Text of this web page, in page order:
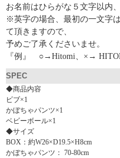
お名前はひらがな５文字以内
※英字の場合、最初の一文字
て頂きますので、
予めご了承くださいませ。
『例』 ○→Hitomi、×→
SPEC
◆商品内容
ビブ×1
かぼちゃパンツ×1
ベビーボール×1
◆サイズ
BOX：約W26×D19.5×H8cm
かぼちゃパンツ： 70-80cm